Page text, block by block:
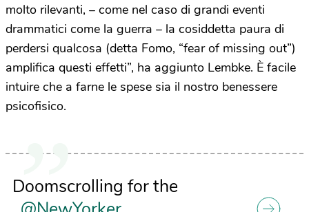
molto rilevanti, – come nel caso di grandi eventi
drammatici come la guerra – la cosiddetta paura di
perdersi qualcosa (detta Fomo, “fear of missing out”)
amplifica questi effetti”, ha aggiunto Lembke. È facile
intuire che a farne le spese sia il nostro benessere
psicofisico.
Doomscrolling for the